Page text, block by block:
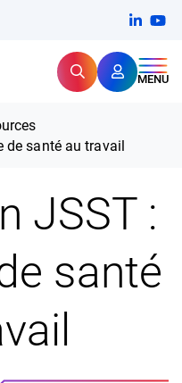
RechercherMENU
proximité pour
de santé au travail
JSST :
santé